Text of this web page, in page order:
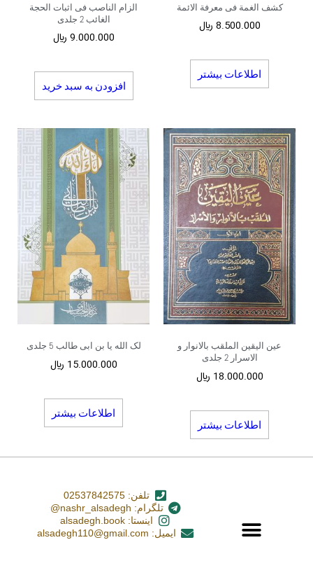
کشف الغمة فی معرفة الائمة
8.500.000 ﷼
اطلاعات بیشتر
الزام الناصب فی اثبات الحجة
الغائب 2 جلدی
9.000.000 ﷼
افزودن به سبد خرید
عین الیقین الملقب بالانوار و
الاسرار 2 جلدی
18.000.000 ﷼
اطلاعات بیشتر
لک الله یا بن ابی طالب 5 جلدی
15.000.000 ﷼
اطلاعات بیشتر
تلفن: 02537842575
تلگرام: nashr_alsadegh@
اینستا: alsadegh.book
ایمیل: alsadegh110@gmail.com